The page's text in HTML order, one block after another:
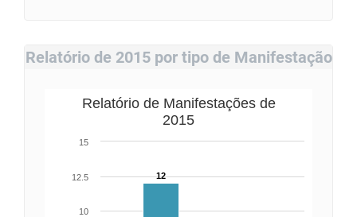
Relatório de 2015 por tipo de Manifestação
Relatório de Manifestações de
2015
12
10
12.5
15